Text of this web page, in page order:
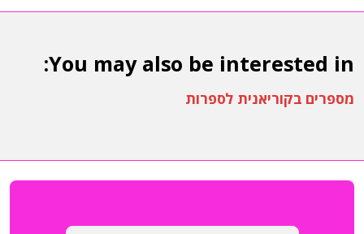
You may also be interested in:
מספרים בקוריאנית לספרות